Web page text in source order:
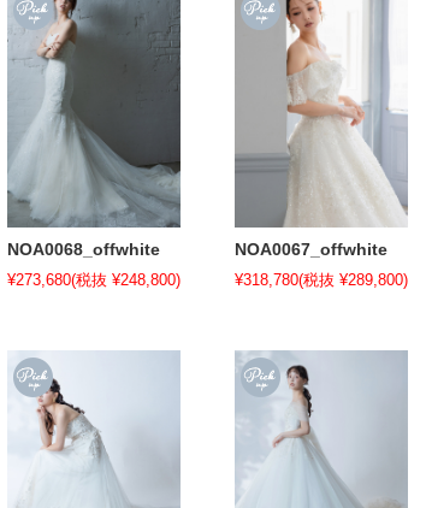
NOA0068_offwhite
¥273,680(税抜 ¥248,800)
NOA0067_offwhite
¥318,780(税抜 ¥289,800)